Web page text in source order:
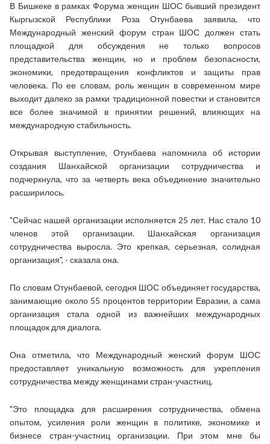
В Бишкеке в рамках Форума женщин ШОС бывший президент
Кыргызской Республики Роза Отунбаева заявила, что
Международный женский форум стран ШОС должен стать
площадкой для обсуждения не только вопросов
представительства женщин, но и проблем безопасности,
экономики, предотвращения конфликтов и защиты прав
человека. По ее словам, роль женщин в современном мире
выходит далеко за рамки традиционной повестки и становится
все более значимой в принятии решений, влияющих на
международную стабильность.
Открывая выступление, Отунбаева напомнила об истории
создания Шанхайской организации сотрудничества и
подчеркнула, что за четверть века объединение значительно
расширилось.
"Сейчас нашей организации исполняется 25 лет. Нас стало 10
членов этой организации. Шанхайская организация
сотрудничества выросла. Это крепкая, серьезная, солидная
организация", - сказала она.
По словам Отунбаевой, сегодня ШОС объединяет государства,
занимающие около 55 процентов территории Евразии, а сама
организация стала одной из важнейших международных
площадок для диалога.
Она отметила, что Международный женский форум ШОС
предоставляет уникальную возможность для укрепления
сотрудничества между женщинами стран-участниц.
"Это площадка для расширения сотрудничества, обмена
опытом, усиления роли женщин в политике, экономике и
бизнесе стран-участниц организации. При этом мне бы